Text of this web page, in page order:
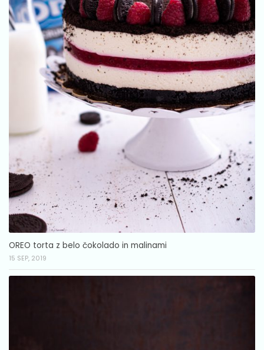
OREO torta z belo čokolado in malinami
15 SEP, 2019